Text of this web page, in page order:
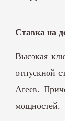
Ставка на
Высокая
отпускной
Агеев.
мощностей.